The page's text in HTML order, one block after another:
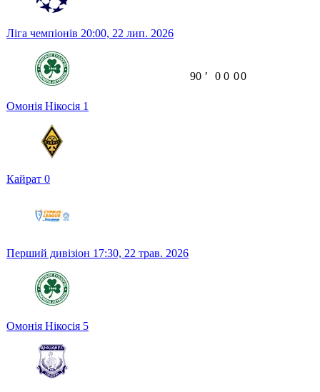
Ліга чемпіонів 20:00, 22 лип. 2026
Омонія Нікосія 1
Кайрат 0
90 ʼ 0 0 00
Перший дивізіон 17:30, 22 трав. 2026
Омонія Нікосія 5